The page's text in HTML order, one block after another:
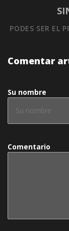
PODES SER EL
Comentar
Su nombre
Comentario